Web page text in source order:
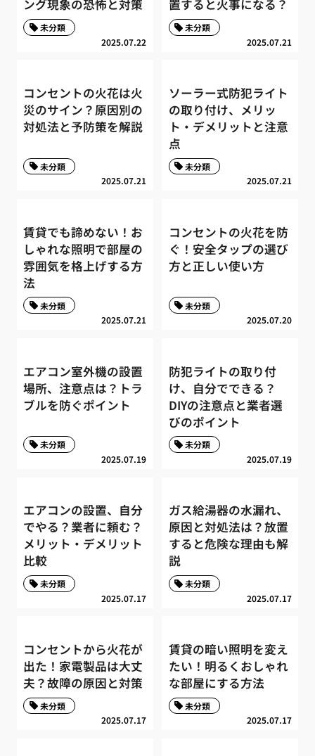
ング現象の恐怖と対策
2025.07.22
未分類
置すると火事になる？
2025.07.21
未分類
コンセントの火花は火
災のサイン？原因別の
対処法と予防策を解説
2025.07.21
未分類
ソーラー式防犯ライト
の取り付け、メリッ
ト・デメリットと注意
点
2025.07.21
未分類
賃貸でも諦めない！お
しゃれな照明で部屋の
雰囲気を格上げする方
法
2025.07.21
未分類
コンセントの火花を防
ぐ！安全タップの選び
方と正しい使い方
2025.07.20
未分類
エアコン室外機の設置
場所、注意点は？トラ
ブルを防ぐポイント
2025.07.19
未分類
防犯ライトの取り付
け、自分でできる？
DIYの注意点と業者選
びのポイント
2025.07.19
未分類
エアコンの設置、自分
でやる？業者に頼む？
メリット・デメリット
比較
2025.07.17
未分類
ガス給湯器の水漏れ、
原因と対処法は？放置
すると危険な理由も解
説
2025.07.17
未分類
コンセントから火花が
出た！家電製品は大丈
夫？故障の原因と対策
2025.07.17
未分類
賃貸の暗い照明を変え
たい！明るくおしゃれ
な部屋にする方法
2025.07.17
未分類